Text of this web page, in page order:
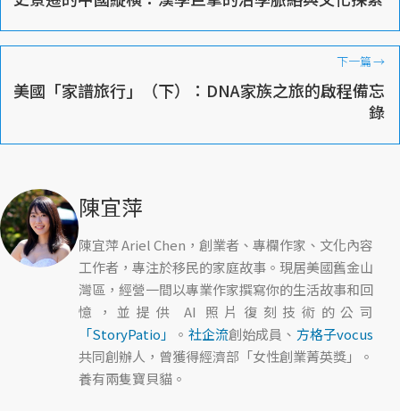
下一篇→
美國「家譜旅行」（下）：DNA家族之旅的啟程備忘
錄
陳宜萍
陳宜萍 Ariel Chen，創業者、專欄作家、文化內容
工作者，專注於移民的家庭故事。現居美國舊金山
灣區，經營一間以專業作家撰寫你的生活故事和回
憶，並提供 AI 照片復刻技術的公司
「StoryPatio」
。 社企流創始成員、 方格子vocus
共同創辦人，曾獲得經濟部「女性創業菁英獎」。
養有兩隻寶貝貓。